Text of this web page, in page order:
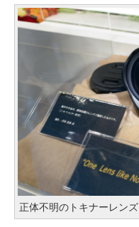
正体不明のトキナーレンズ